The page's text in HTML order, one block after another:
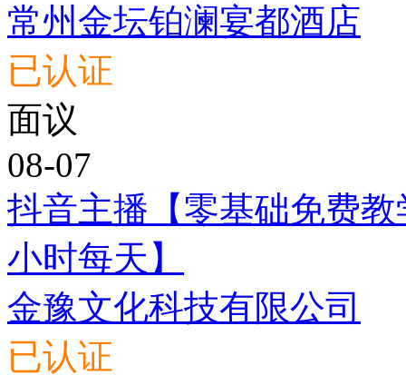
常州金坛铂澜宴都酒店
已认证
面议
08-07
抖音主播【零基础免费
小时每天】
金豫文化科技有限公司
已认证